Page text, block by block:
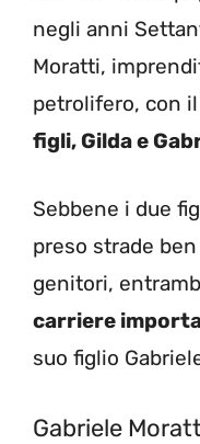
negli anni
Moratti,
petrolifero, con
figli, Gilda e
Sebbene i due
preso strade
genitori,
carriere
suo figlio
Gabriele